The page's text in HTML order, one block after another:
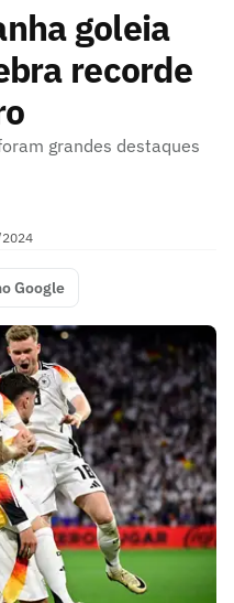
goleia
recorde
grandes destaques
Google